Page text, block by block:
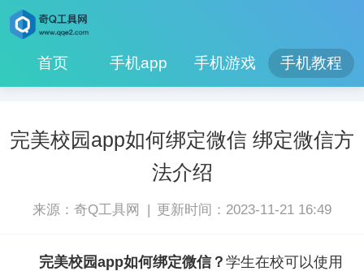
首页 手机app 手机游戏 手机教程
完美校园app如何绑定微信 绑定微信方
法介绍
来源：奇Q工具网 | 更新时间：2023-11-21 16:49
完美校园app如何绑定微信？ 学生在校可以使用